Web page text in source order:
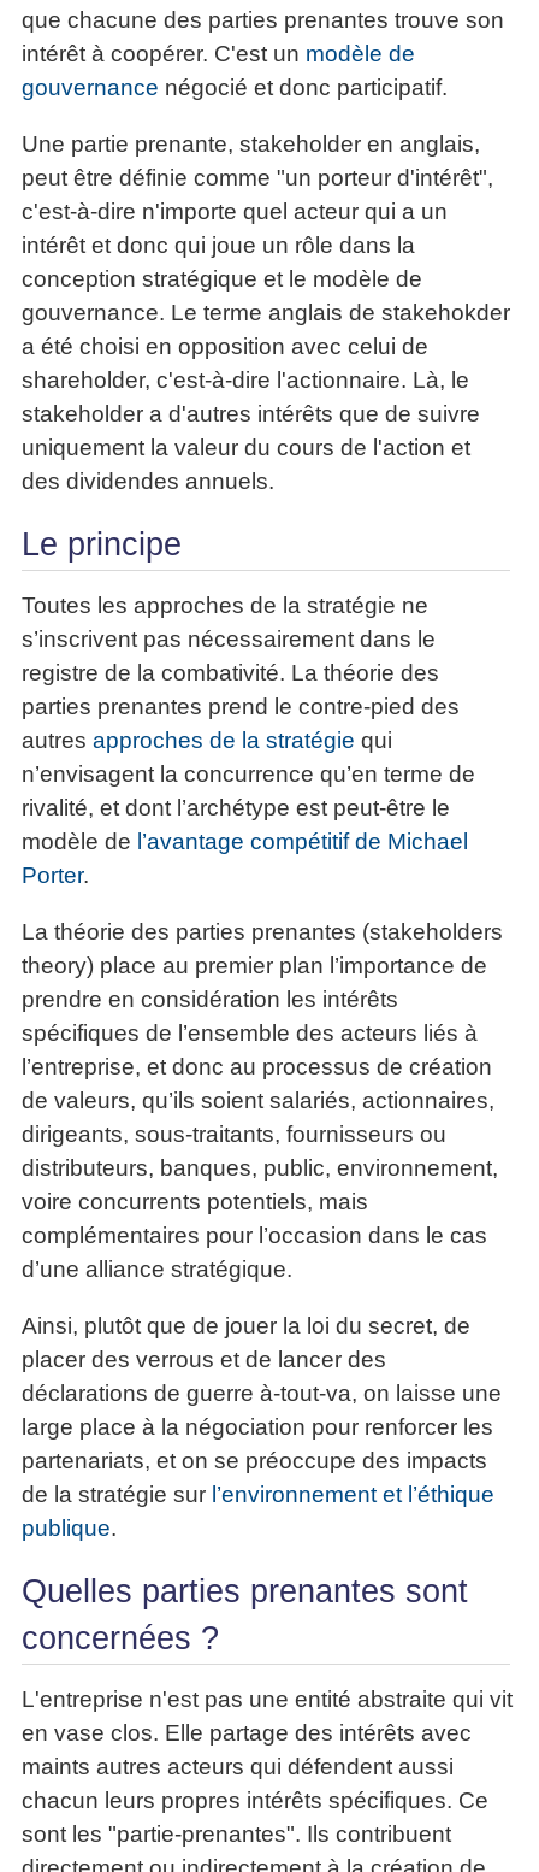
que chacune des parties prenantes trouve son
intérêt à coopérer. C'est un modèle de
gouvernance négocié et donc participatif.
Une partie prenante, stakeholder en anglais,
peut être définie comme "un porteur d'intérêt",
c'est-à-dire n'importe quel acteur qui a un
intérêt et donc qui joue un rôle dans la
conception stratégique et le modèle de
gouvernance. Le terme anglais de stakehokder
a été choisi en opposition avec celui de
shareholder, c'est-à-dire l'actionnaire. Là, le
stakeholder a d'autres intérêts que de suivre
uniquement la valeur du cours de l'action et
des dividendes annuels.
Le principe
Toutes les approches de la stratégie ne
s’inscrivent pas nécessairement dans le
registre de la combativité. La théorie des
parties prenantes prend le contre-pied des
autres approches de la stratégie qui
n’envisagent la concurrence qu’en terme de
rivalité, et dont l’archétype est peut-être le
modèle de l’avantage compétitif de Michael
Porter.
La théorie des parties prenantes (stakeholders
theory) place au premier plan l’importance de
prendre en considération les intérêts
spécifiques de l’ensemble des acteurs liés à
l’entreprise, et donc au processus de création
de valeurs, qu’ils soient salariés, actionnaires,
dirigeants, sous-traitants, fournisseurs ou
distributeurs, banques, public, environnement,
voire concurrents potentiels, mais
complémentaires pour l’occasion dans le cas
d’une alliance stratégique.
Ainsi, plutôt que de jouer la loi du secret, de
placer des verrous et de lancer des
déclarations de guerre à-tout-va, on laisse une
large place à la négociation pour renforcer les
partenariats, et on se préoccupe des impacts
de la stratégie sur l’environnement et l’éthique
publique.
Quelles parties prenantes sont
concernées ?
L'entreprise n'est pas une entité abstraite qui vit
en vase clos. Elle partage des intérêts avec
maints autres acteurs qui défendent aussi
chacun leurs propres intérêts spécifiques. Ce
sont les "partie-prenantes". Ils contribuent